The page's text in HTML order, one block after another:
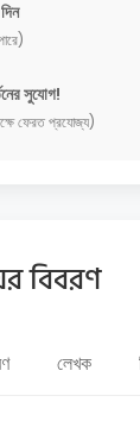
সুযোগ!
ফেরত প্রযোজ্য)
বিবরণ
লেখক